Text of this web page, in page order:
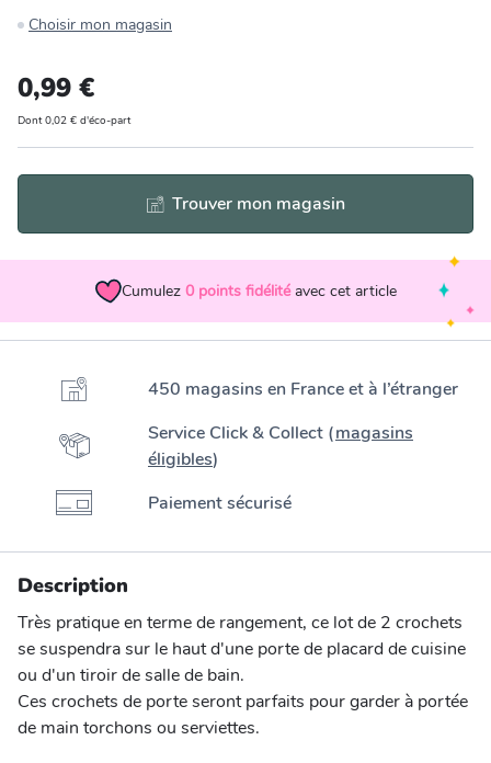
Jardin et plein air
Choisir mon magasin
0,99 €
Dont 0,02 € d'éco-part
Trouver mon magasin
Cumulez 0 points fidélité avec cet article
450 magasins en France et à l’étranger
Service Click & Collect (magasins
éligibles)
Paiement sécurisé
Description
Très pratique en terme de rangement, ce lot de 2 crochets
se suspendra sur le haut d'une porte de placard de cuisine
ou d'un tiroir de salle de bain.
Ces crochets de porte seront parfaits pour garder à portée
de main torchons ou serviettes.